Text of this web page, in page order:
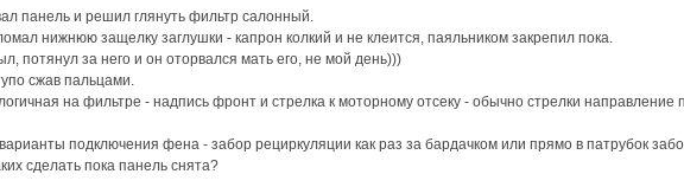
панель и решил глянуть фильтр салонный.
нижнюю защелку заглушки - капрон колкий и не клеится, паяльником закрепил пока.
потянул за него и он оторвался мать его, не мой день)))
сжав пальцами.
на фильтре - надпись фронт и стрелка к моторному отсеку - обычно стрелки направление
подключения фена - забор рециркуляции как раз за бардачком или прямо в патрубок
сделать пока панель снята?